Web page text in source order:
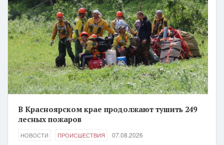
В Красноярском крае продолжают тушить 249
лесных пожаров
НОВОСТИ ПРОИСШЕСТВИЯ 07.08.2026